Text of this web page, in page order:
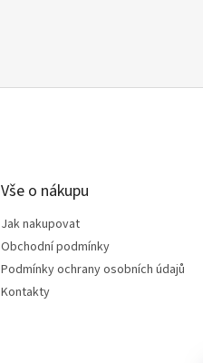
Vše o nákupu
Jak nakupovat
Obchodní podmínky
Podmínky ochrany osobních údajů
Kontakty